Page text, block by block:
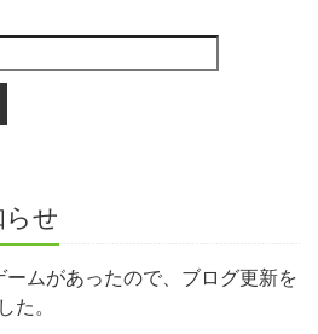
せ
ームがあったので、ブログ更新を
た。